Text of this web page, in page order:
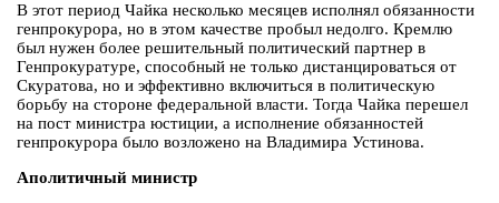
В этот период Чайка несколько месяцев исполнял обязанности
генпрокурора, но в этом качестве пробыл недолго. Кремлю
был нужен более решительный политический партнер в
Генпрокуратуре, способный не только дистанцироваться от
Скуратова, но и эффективно включиться в политическую
борьбу на стороне федеральной власти. Тогда Чайка перешел
на пост министра юстиции, а исполнение обязанностей
генпрокурора было возложено на Владимира Устинова.
Аполитичный министр